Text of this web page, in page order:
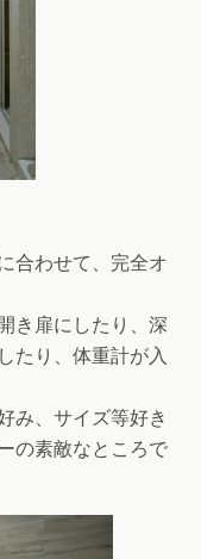
合わせて、完全オ
き扉にしたり、深
たり、体重計が入
み、サイズ等好き
の素敵なところで